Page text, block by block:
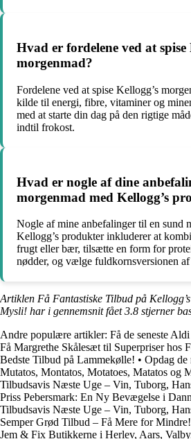
Hvad er fordelene ved at spise
morgenmad?
Fordelene ved at spise Kellogg’s
kilde til energi, fibre, vitaminer og
med at starte din dag på den rigtige
indtil frokost.
Hvad er nogle af dine
morgenmad med Kellogg’s
Nogle af mine anbefalinger til en sund
Kellogg’s produkter inkluderer at
frugt eller bær, tilsætte en form for
nødder, og vælge fuldkornsversionen
Artiklen Få Fantastiske Tilbud på
Mysli! har i gennemsnit fået3.8 stjerner
Andre populære artikler: Få de seneste
Få Margrethe Skålesæt til Superpriser hos
Bedste Tilbud på Lammekølle! • Opdag de
Mutatos, Montatos, Motatoes, Matatos og
Tilbudsavis Næste Uge – Vin, Tuborg,
Priss Pebersmark: En Ny Bevægelse i
Tilbudsavis Næste Uge – Vin, Tuborg,
Semper Grød Tilbud – Få Mere for Mindre!
Jem & Fix Butikkerne i Herlev, Aars,